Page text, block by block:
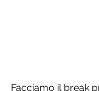
Facciamo il break